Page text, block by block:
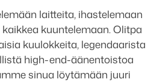
laitteita, ihastelemaan
kuuntelemaan. Olitpa
kuulokkeita, legendaarista
high-end-äänentoistoa
sinua löytämään juuri